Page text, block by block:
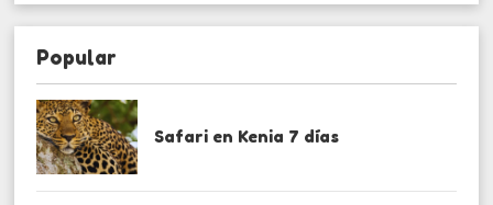
Popular
Safari en Kenia 7 días